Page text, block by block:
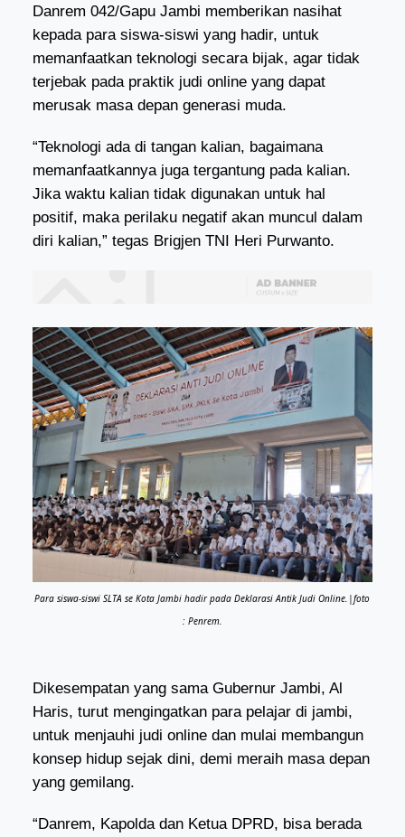
Danrem 042/Gapu Jambi memberikan nasihat
kepada para siswa-siswi yang hadir, untuk
memanfaatkan teknologi secara bijak, agar tidak
terjebak pada praktik judi online yang dapat
merusak masa depan generasi muda.
“Teknologi ada di tangan kalian, bagaimana
memanfaatkannya juga tergantung pada kalian.
Jika waktu kalian tidak digunakan untuk hal
positif, maka perilaku negatif akan muncul dalam
diri kalian,” tegas Brigjen TNI Heri Purwanto.
Para siswa-siswi SLTA se Kota Jambi hadir pada Deklarasi Antik Judi Online.|foto
: Penrem.
Dikesempatan yang sama Gubernur Jambi, Al
Haris, turut mengingatkan para pelajar di jambi,
untuk menjauhi judi online dan mulai membangun
konsep hidup sejak dini, demi meraih masa depan
yang gemilang.
“Danrem, Kapolda dan Ketua DPRD, bisa berada